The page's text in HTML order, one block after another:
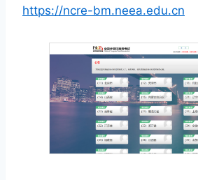
https://ncre-bm.neea.edu.cn